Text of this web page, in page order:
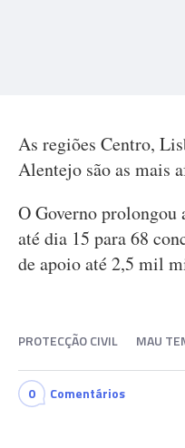
As regiões Centro,
Alentejo são as mais
O Governo prolongou
até dia 15 para 68
de apoio até 2,5 mil
PROTECÇÃO CIVIL MAU
0 Comentários